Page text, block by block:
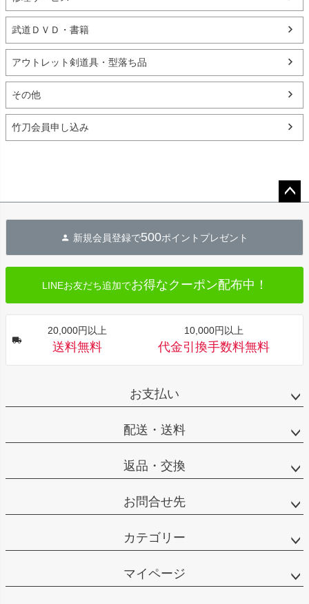
武道ＤＶＤ・書籍
アウトレット剣道具・型落ち品
その他
竹刀会員申し込み
へ
新規会員登録で500ポイントプレゼント
LINEお友だち追加でお得なクーポン配布中！
20,000円以上
送料無料
10,000円以上
代金引換手数料無料
お支払い
配送・送料
返品・交換
お問合せ先
カテゴリー
マイページ